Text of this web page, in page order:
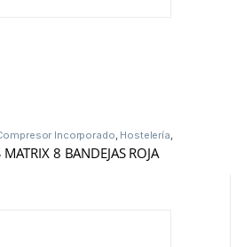
Incorporado, Hostelería,
8 BANDEJAS ROJA